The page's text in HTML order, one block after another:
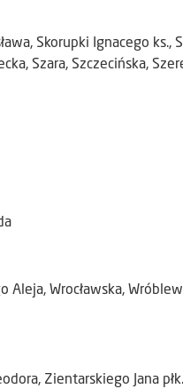
Skorupki Ignacego ks.,
Szara, Szczecińska,
Aleja, Wrocławska,
Zientarskiego Jana